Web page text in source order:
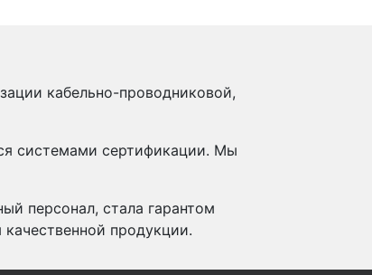
кабельно-проводниковой,
системами сертификации. Мы
персонал, стала гарантом
продукции.